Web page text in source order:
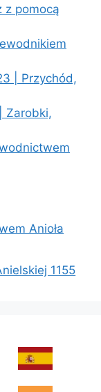
z pomocą
| Przychód,
Zarobki,
Anioła
1155